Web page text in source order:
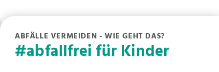
ABFÄLLE VERMEIDEN - WIE GEHT DAS?
#abfallfrei für Kinder